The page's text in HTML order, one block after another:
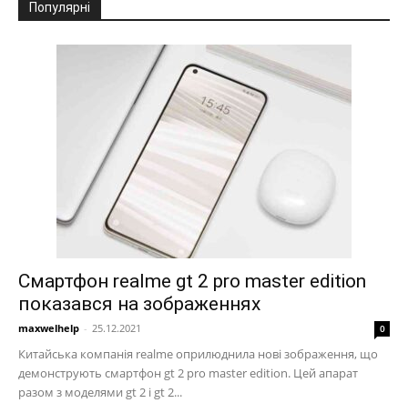
Популярні
Смартфон realme gt 2 pro master edition
показався на зображеннях
maxwelhelp - 25.12.2021 0
Китайська компанія realme оприлюднила нові зображення, що
демонструють смартфон gt 2 pro master edition. Цей апарат
разом з моделями gt 2 і gt 2...